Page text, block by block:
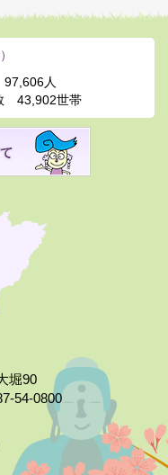
堀90
54-0800
97,606人
43,902世帯